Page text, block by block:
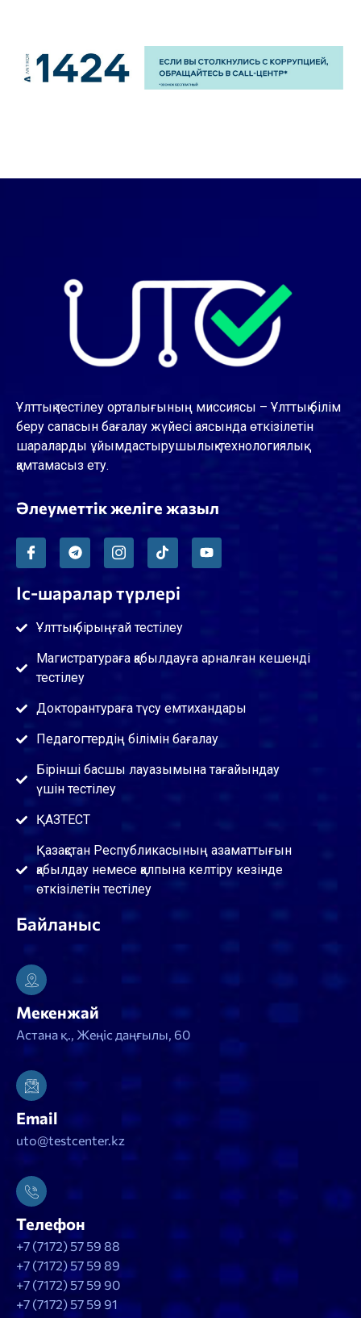
Ұлттық тестілеу орталығының миссиясы – Ұлттық білім
беру сапасын бағалау жүйесі аясында өткізілетін
шараларды ұйымдастырушылық-технологиялық
қамтамасыз ету.
Әлеуметтік желіге жазыл
Іс-шаралар түрлері
Ұлттық бірыңғай тестілеу
Магистратураға қабылдауға арналған кешенді
тестілеу
Докторантураға түсу емтихандары
Педагогтердің білімін бағалау
Бірінші басшы лауазымына тағайындау
үшін тестілеу
ҚАЗТЕСТ
Қазақстан Республикасының азаматтығын
қабылдау немесе қалпына келтіру кезінде
өткізілетін тестілеу
Байланыс
Мекенжай
Астана қ., Жеңіс даңғылы, 60
Email
uto@testcenter.kz
Телефон
+7 (7172) 57 59 88
+7 (7172) 57 59 89
+7 (7172) 57 59 90
+7 (7172) 57 59 91